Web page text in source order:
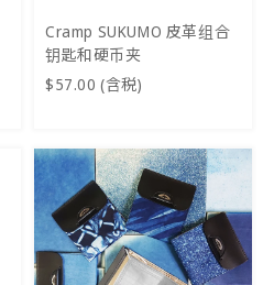
Cramp SUKUMO 皮革组合
钥匙和硬币夹
$57.00 (含税)